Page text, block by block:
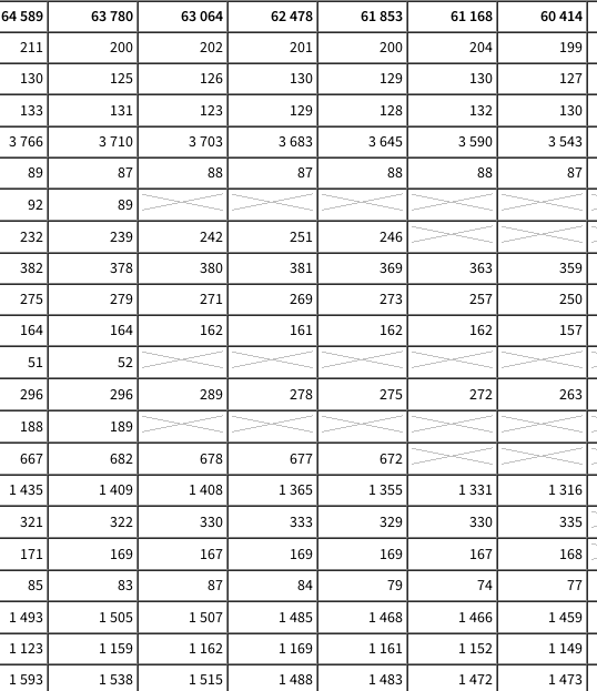
64 589 63 780 63 064 62 478 61 853 61 168
60 414
211 200 202 201 200 204
199
130 125 126 130 129 130
127
133 131 123 129 128 132
130
3 766 3 710 3 703 3 683 3 645 3 590
3 543
89 87 88 87 88 88
87
92
89
232 239 242 251
246
382 378 380 381 369 363
359
275 279 271 269 273 257
250
164 164 162 161 162 162
157
51
52
296 296 289 278 275 272
263
188
189
667 682 678 677
672
1 435 1 409 1 408 1 365 1 355 1 331
1 316
321 322 330 333 329 330
335
171 169 167 169 169 167
168
85 83 87 84 79 74
77
1 493 1 505 1 507 1 485 1 468 1 466
1 459
1 123 1 159 1 162 1 169 1 161 1 152
1 149
1 593 1 538 1 515 1 488 1 483 1 472
1 473